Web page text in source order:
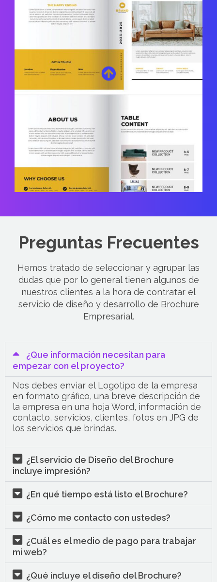
Preguntas Frecuentes
Hemos tratado de seleccionar y agrupar las
dudas que por lo general tienen algunos de
nuestros clientes a la hora de contratar el
servicio de diseño y desarrollo de Brochure
Empresarial.
¿Que información necesitan para
empezar con el proyecto?
Nos debes enviar el Logotipo de la empresa
en formato gráfico, una breve descripción de
la empresa en una hoja Word, información de
contacto, servicios, clientes, fotos en JPG de
los servicios que brindas.
¿El servicio de Diseño del Brochure
incluye impresión?
¿En qué tiempo está listo el Brochure?
¿Cómo me contacto con ustedes?
¿Cuál es el medio de pago para trabajar
mi web?
¿Qué incluye el diseño del Brochure?